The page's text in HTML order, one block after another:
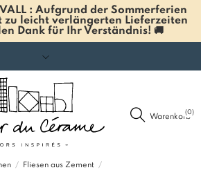
: Aufgrund der Sommerferien
zu leicht verlängerten Lieferzeiten
Dank für Ihr Verständnis! 🚚
Warenkorb
(0)
Fliesen aus Zement